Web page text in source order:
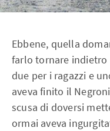
Ebbene, quella
farlo tornare indietro
due per i ragazzi e
aveva finito il
scusa di doversi
ormai aveva